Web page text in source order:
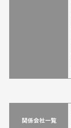
関係会社一覧